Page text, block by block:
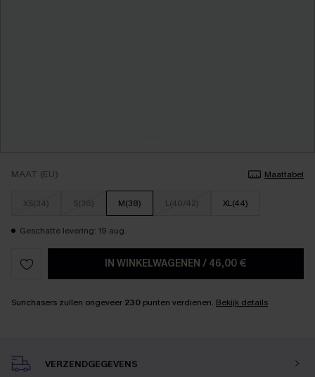
MAAT (EU) Maattabel
XS(34) S(36) M(38) L(40/42) XL(44)
Geschatte levering: 19 aug.
IN WINKELWAGENEN / 46,00 €
Sunchasers zullen ongeveer 230 punten verdienen. Bekijk details
VERZENDGEGEVENS